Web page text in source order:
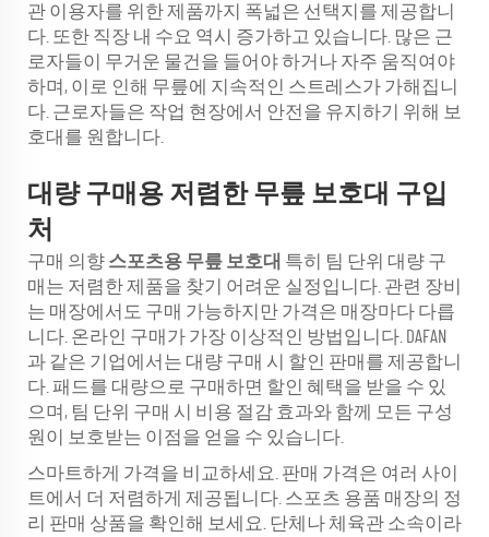
관 이용자를 위한 제품까지 폭넓은 선택지를 제공합니
다. 또한 직장 내 수요 역시 증가하고 있습니다. 많은 근
로자들이 무거운 물건을 들어야 하거나 자주 움직여야
하며, 이로 인해 무릎에 지속적인 스트레스가 가해집니
다. 근로자들은 작업 현장에서 안전을 유지하기 위해 보
호대를 원합니다.
대량 구매용 저렴한 무릎 보호대 구입
처
구매 의향 스포츠용 무릎 보호대 특히 팀 단위 대량 구
매는 저렴한 제품을 찾기 어려운 실정입니다. 관련 장비
는 매장에서도 구매 가능하지만 가격은 매장마다 다릅
니다. 온라인 구매가 가장 이상적인 방법입니다. DAFAN
과 같은 기업에서는 대량 구매 시 할인 판매를 제공합니
다. 패드를 대량으로 구매하면 할인 혜택을 받을 수 있
으며, 팀 단위 구매 시 비용 절감 효과와 함께 모든 구성
원이 보호받는 이점을 얻을 수 있습니다.
스마트하게 가격을 비교하세요. 판매 가격은 여러 사이
트에서 더 저렴하게 제공됩니다. 스포츠 용품 매장의 정
리 판매 상품을 확인해 보세요. 단체나 체육관 소속이라